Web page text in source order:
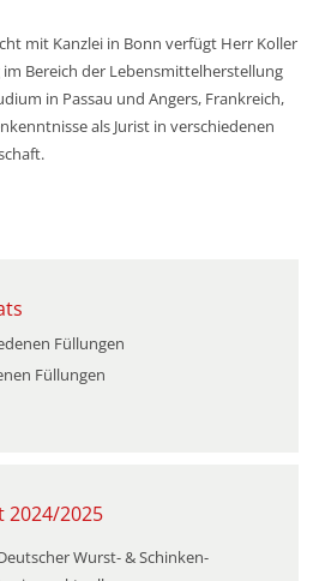
mit Kanzlei in Bonn verfügt Herr Koller
Bereich der Lebensmittelherstellung
in Passau und Angers, Frankreich,
als Jurist in verschiedenen
Füllungen
2024/2025
Wurst- & Schinken­